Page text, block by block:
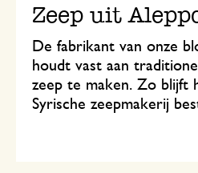
Zeep uit
De fabrikant van onze
houdt vast aan
zeep te maken. Zo blijft
Syrische zeepmakerij